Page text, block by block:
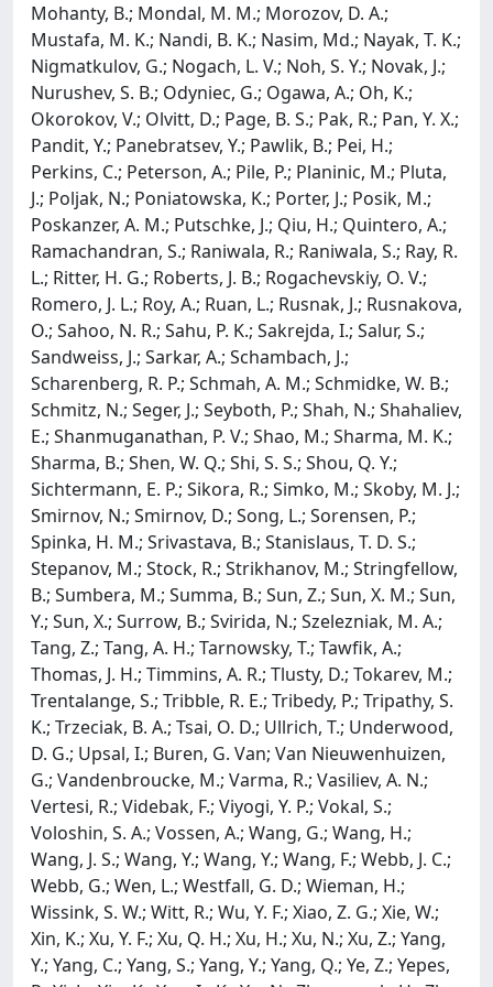
Mohanty, B.; Mondal, M. M.; Morozov, D. A.;
Mustafa, M. K.; Nandi, B. K.; Nasim, Md.; Nayak, T. K.;
Nigmatkulov, G.; Nogach, L. V.; Noh, S. Y.; Novak, J.;
Nurushev, S. B.; Odyniec, G.; Ogawa, A.; Oh, K.;
Okorokov, V.; Olvitt, D.; Page, B. S.; Pak, R.; Pan, Y. X.;
Pandit, Y.; Panebratsev, Y.; Pawlik, B.; Pei, H.;
Perkins, C.; Peterson, A.; Pile, P.; Planinic, M.; Pluta,
J.; Poljak, N.; Poniatowska, K.; Porter, J.; Posik, M.;
Poskanzer, A. M.; Putschke, J.; Qiu, H.; Quintero, A.;
Ramachandran, S.; Raniwala, R.; Raniwala, S.; Ray, R.
L.; Ritter, H. G.; Roberts, J. B.; Rogachevskiy, O. V.;
Romero, J. L.; Roy, A.; Ruan, L.; Rusnak, J.; Rusnakova,
O.; Sahoo, N. R.; Sahu, P. K.; Sakrejda, I.; Salur, S.;
Sandweiss, J.; Sarkar, A.; Schambach, J.;
Scharenberg, R. P.; Schmah, A. M.; Schmidke, W. B.;
Schmitz, N.; Seger, J.; Seyboth, P.; Shah, N.; Shahaliev,
E.; Shanmuganathan, P. V.; Shao, M.; Sharma, M. K.;
Sharma, B.; Shen, W. Q.; Shi, S. S.; Shou, Q. Y.;
Sichtermann, E. P.; Sikora, R.; Simko, M.; Skoby, M. J.;
Smirnov, N.; Smirnov, D.; Song, L.; Sorensen, P.;
Spinka, H. M.; Srivastava, B.; Stanislaus, T. D. S.;
Stepanov, M.; Stock, R.; Strikhanov, M.; Stringfellow,
B.; Sumbera, M.; Summa, B.; Sun, Z.; Sun, X. M.; Sun,
Y.; Sun, X.; Surrow, B.; Svirida, N.; Szelezniak, M. A.;
Tang, Z.; Tang, A. H.; Tarnowsky, T.; Tawfik, A.;
Thomas, J. H.; Timmins, A. R.; Tlusty, D.; Tokarev, M.;
Trentalange, S.; Tribble, R. E.; Tribedy, P.; Tripathy, S.
K.; Trzeciak, B. A.; Tsai, O. D.; Ullrich, T.; Underwood,
D. G.; Upsal, I.; Buren, G. Van; Van Nieuwenhuizen,
G.; Vandenbroucke, M.; Varma, R.; Vasiliev, A. N.;
Vertesi, R.; Videbak, F.; Viyogi, Y. P.; Vokal, S.;
Voloshin, S. A.; Vossen, A.; Wang, G.; Wang, H.;
Wang, J. S.; Wang, Y.; Wang, Y.; Wang, F.; Webb, J. C.;
Webb, G.; Wen, L.; Westfall, G. D.; Wieman, H.;
Wissink, S. W.; Witt, R.; Wu, Y. F.; Xiao, Z. G.; Xie, W.;
Xin, K.; Xu, Y. F.; Xu, Q. H.; Xu, H.; Xu, N.; Xu, Z.; Yang,
Y.; Yang, C.; Yang, S.; Yang, Y.; Yang, Q.; Ye, Z.; Yepes,